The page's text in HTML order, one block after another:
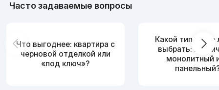
Часто задаваемые вопросы
Что выгоднее: квартира с
черновой отделкой или
«под ключ»?
Какой тип дома
выбрать:
монолитный